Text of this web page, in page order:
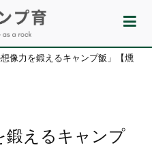
想像力を鍛えるキャンプ飯」【燻
鍛えるキャンプ